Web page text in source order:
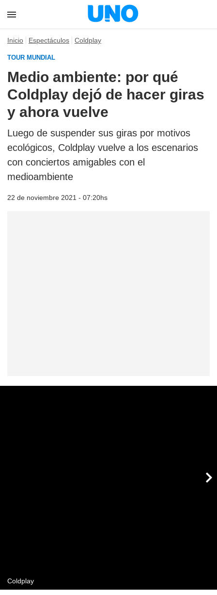
Inicio Espectáculos Coldplay
TOUR MUNDIAL
Medio ambiente: por qué
Coldplay dejó de hacer giras
y ahora vuelve
Luego de suspender sus giras por motivos
ecológicos, Coldplay vuelve a los escenarios
con conciertos amigables con el
medioambiente
22 de noviembre 2021 - 07:20hs
Coldplay